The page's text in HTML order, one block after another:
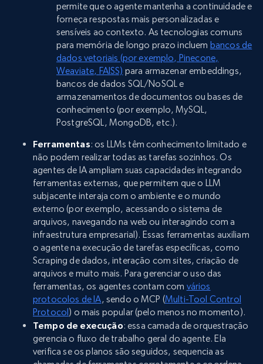
permite que o agente mantenha a continuidade e
forneça respostas mais personalizadas e
sensíveis ao contexto. As tecnologias comuns
para memória de longo prazo incluem bancos de
dados vetoriais (por exemplo, Pinecone,
Weaviate, FAISS) para armazenar embeddings,
bancos de dados SQL/NoSQL e
armazenamentos de documentos ou bases de
conhecimento (por exemplo, MySQL,
PostgreSQL, MongoDB, etc.).
Ferramentas: os LLMs têm conhecimento limitado e
não podem realizar todas as tarefas sozinhos. Os
agentes de IA ampliam suas capacidades integrando
ferramentas externas, que permitem que o LLM
subjacente interaja com o ambiente e o mundo
externo (por exemplo, acessando o sistema de
arquivos, navegando na web ou interagindo com a
infraestrutura empresarial). Essas ferramentas auxiliam
o agente na execução de tarefas específicas, como
Scraping de dados, interação com sites, criação de
arquivos e muito mais. Para gerenciar o uso das
ferramentas, os agentes contam com vários
protocolos de IA, sendo o MCP (Multi-Tool Control
Protocol ) o mais popular (pelo menos no momento).
Tempo de execução: essa camada de orquestração
gerencia o fluxo de trabalho geral do agente. Ela
verifica se os planos são seguidos, sequencia as